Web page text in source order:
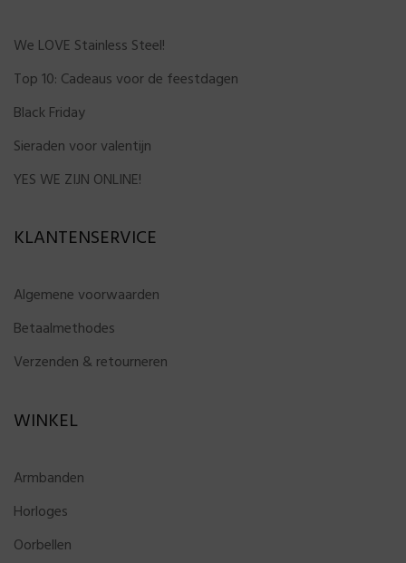
We LOVE Stainless Steel!
Top 10: Cadeaus voor de feestdagen
Black Friday
Sieraden voor valentijn
YES WE ZIJN ONLINE!
KLANTENSERVICE
Algemene voorwaarden
Betaalmethodes
Verzenden & retourneren
WINKEL
Armbanden
Horloges
Oorbellen